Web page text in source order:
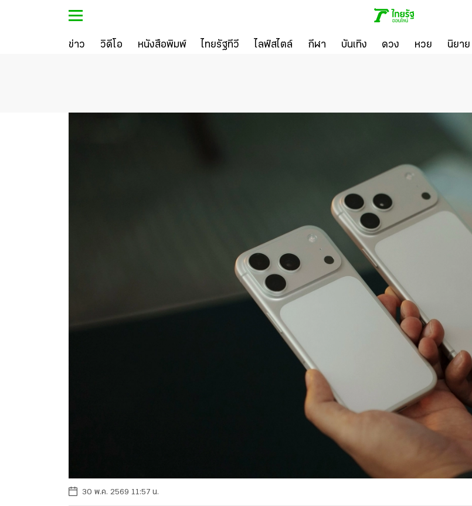
ข่าว วิดีโอ หนังสือพิมพ์ ไทยรัฐทีวี ไลฟ์สไตล์ กีฬา บันเทิง ดวง หวย นิยาย
30 พ.ค. 2569 11:57 น.